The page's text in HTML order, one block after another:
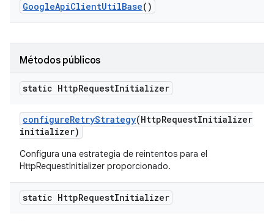
GoogleApiClientUtilBase()
Métodos públicos
static HttpRequestInitializer
configureRetryStrategy(HttpRequestInitializer
initializer)
Configura una estrategia de reintentos para el
HttpRequestInitializer proporcionado.
static HttpRequestInitializer